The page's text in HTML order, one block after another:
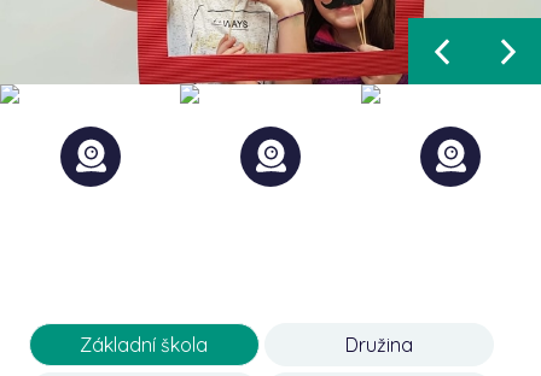
Základní škola Družina